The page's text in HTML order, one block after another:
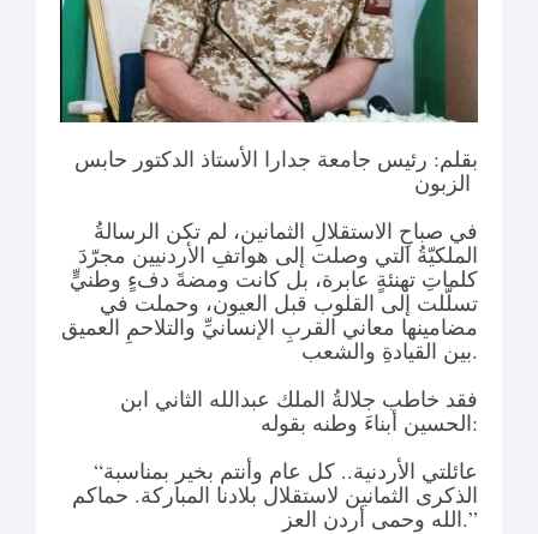
بقلم: رئيس جامعة جدارا الأستاذ الدكتور حابس
في صباحِ الاستقلالِ الثمانين، لم تكن الرسالةُ
الملكيّةُ التي وصلت إلى هواتفِ الأردنيين مجرّدَ
كلماتِ تهنئةٍ عابرة، بل كانت ومضةَ دفءٍ وطنيٍّ
تسلّلت إلى القلوب قبل العيون، وحملت في
مضامينها معاني القربِ الإنسانيِّ والتلاحمِ العميق
بين القيادةِ والشعب.
الحسين أبناءَ وطنه بقوله:
“عائلتي الأردنية.. كل عام وأنتم بخير بمناسبة
الذكرى الثمانين لاستقلال بلادنا المباركة. حماكم
الله وحمى أردن العز.”